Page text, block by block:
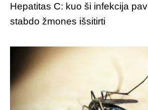
Hepatitas C: kuo ši infekcija
stabdo žmones išsitirti